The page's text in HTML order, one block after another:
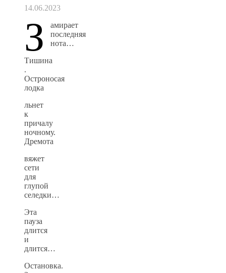
14.06.2023
З
амирает
последняя
нота…
Тишина
.
Остроносая
лодка
льнет
к
причалу
ночному.
Дремота
вяжет
сети
для
глупой
селедки…
Эта
пауза
длится
и
длится…
Остановка.